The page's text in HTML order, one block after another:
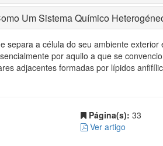
Um Sistema Químico
separa a célula do seu ambiente
por aquilo a que se
adjacentes formadas por lípidos
Página(s): 33
Ver artigo